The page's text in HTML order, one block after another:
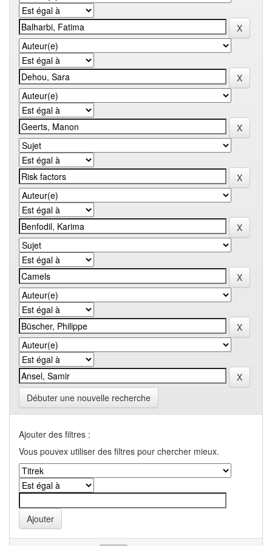
Débuter une nouvelle recherche
Ajouter des filtres :
Vous pouvex utiliser des filtres pour chercher mieux.